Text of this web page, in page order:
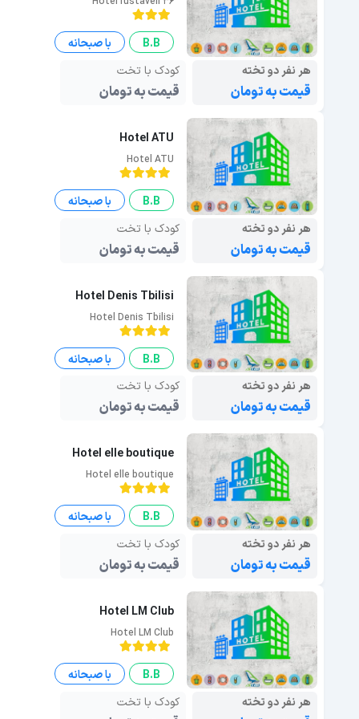
B.B
با صبحانه
هر نفر دو تخته
قیمت به تومان
کودک با تخت
قیمت به تومان
Hotel ATU
Hotel ATU
B.B
با صبحانه
هر نفر دو تخته
قیمت به تومان
کودک با تخت
قیمت به تومان
Hotel Denis Tbilisi
Hotel Denis Tbilisi
B.B
با صبحانه
هر نفر دو تخته
قیمت به تومان
کودک با تخت
قیمت به تومان
Hotel elle boutique
Hotel elle boutique
B.B
با صبحانه
هر نفر دو تخته
قیمت به تومان
کودک با تخت
قیمت به تومان
Hotel LM Club
Hotel LM Club
B.B
با صبحانه
هر نفر دو تخته
کودک با تخت